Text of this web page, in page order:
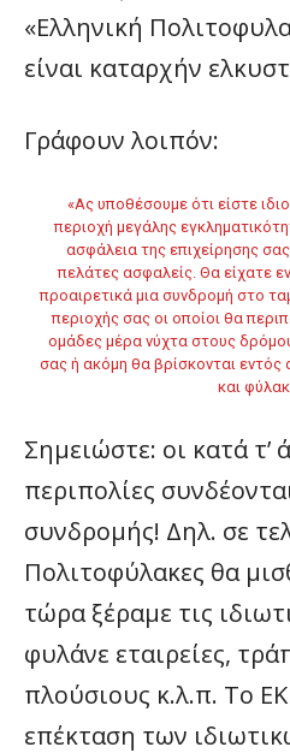
«Ελληνική
είναι καταρχήν
Γράφουν λοιπόν:
«Ας υποθέσουμε ότι είστε
περιοχή μεγάλης
ασφάλεια της επιχείρησης
πελάτες ασφαλείς. Θα είχατε
προαιρετικά μια συνδρομή στο
περιοχής σας οι οποίοι θα
ομάδες μέρα νύχτα στους
σας ή ακόμη θα βρίσκονται
και
Σημειώστε: οι κατά τ’
περιπολίες
συνδρομής! Δηλ. σε
Πολιτοφύλακες θα
τώρα ξέραμε τις
φυλάνε εταιρείες,
πλούσιους κ.λ.π. Το
επέκταση των